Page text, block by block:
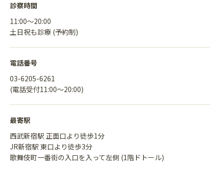
診察時間
11:00〜20:00
土日祝も診療 (予約制)
電話番号
03-6205-6261
(電話受付11:00〜20:00)
最寄駅
西武新宿駅 正面口より徒歩1分
JR新宿駅 東口より徒歩3分
歌舞伎町一番街の入口を入って左側 (1階ドトール)